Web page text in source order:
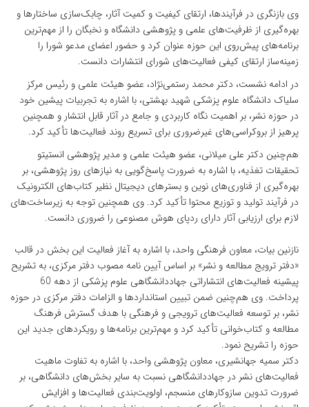
وی بازنگری در فرآیندها، ارتقای کیفیت و کمیت آثار، چابک‌سازی ساختارها و
بهره‌گیری از ظرفیت‌های علمی و پژوهشی دانشگاه و نخبگان را از مهم‌ترین
برنامه‌های پیش‌روی این حوزه عنوان کرد و حضور اعضای مدعو شورا را
زمینه‌ساز ارتقای کیفی فعالیت‌های شورای انتشارات دانست.
در ادامه نشست، دکتر محمد رستمی‌نژاد، عضو هیئت علمی و رئیس مرکز
سلیاک دانشگاه علوم پزشکی شهید بهشتی، با اشاره به تجربیات پیشین خود
در حوزه نشر، بر اهمیت نگاه کاربردی و جامع در آثار قابل انتشار و همچنین
پرهیز از بروکراسی‌های غیرضروری برای تسریع روند فعالیت‌ها تأکید کرد.
هم‌چنین دکتر علی میلانی، عضو هیئت علمی و مدیر پژوهشی انستیتو
تحقیقات تغذیه، با اشاره به ضرورت پاسخ‌گویی به نیازهای روز پژوهشی، بر
بهره‌گیری از فناوری‌های نوین و بسترهای دیجیتال نظیر کتاب‌های الکترونیک
در فرآیند تولید و توزیع محتوا تأکید کرد. وی همچنین توجه به زیرساخت‌های
لازم برای ارزیابی آثار دارای ردپای هوش مصنوعی را ضروری دانست.
نازنین بیات، معاون فرهنگی واحد، با اشاره به آغاز فعالیت این بخش در قالب
«دفتر ترویج مطالعه و نشر» بر اساس آیین نامه مصوب دفتر مرکزی، به تشریح
پیشینه فعالیت‌های انتشاراتی جهاددانشگاهی علوم پزشکی از دهه 60
پرداخت. وی هم‌چنین ضمن تبیین استانداردها و الزامات دفتر مرکزی در حوزه
نشر، بر توسعه فعالیت‌های ترویجی و فرهنگی با هدف گسترش فرهنگ
مطالعه و کتاب‌خوانی تأکید کرد و مهم‌ترین برنامه‌ها و رویکردهای جدید این
حوزه را تشریح نمود.
دکتر سمیه جهانشیری، معاون پژوهشی واحد، با اشاره به تفاوت ماهیت
فعالیت‌های نشر در جهاددانشگاهی نسبت به سایر بخش‌های دانشگاهی، بر
ضرورت تدوین سازوکارهای منسجم، اولویت‌بندی فعالیت‌ها و افزایش